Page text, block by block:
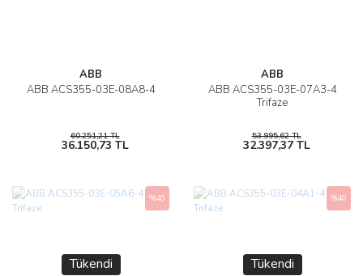
ABB
ABB ACS355-03E-08A8-4
60.251,21 TL
36.150,73 TL
ABB
ABB ACS355-03E-07A3-4
Trifaze
53.995,62 TL
32.397,37 TL
Tükendi
%40
Tükendi
%40